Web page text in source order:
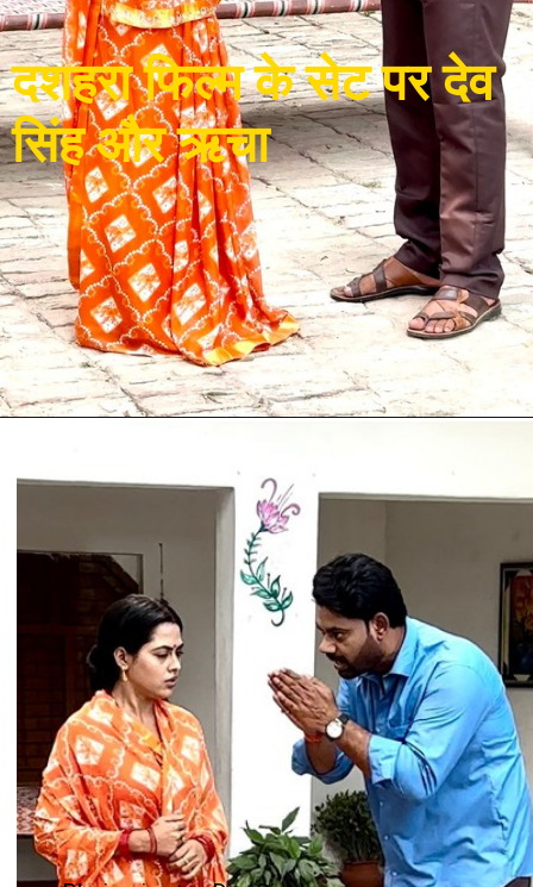
दशहरा फिल्म के सेट पर देव
सिंह और ऋचा